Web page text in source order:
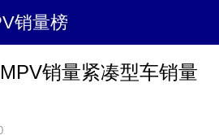
销量榜
销量紧凑型车销量